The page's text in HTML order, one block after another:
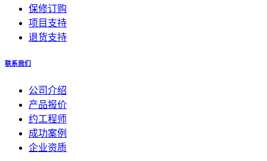
保修订购
项目支持
退货支持
联系我们
公司介绍
产品报价
约工程师
成功案例
企业资质